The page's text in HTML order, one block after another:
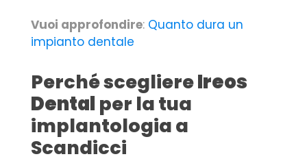
Vuoi approfondire: Quanto dura un
impianto dentale
Perché scegliereIreos
Dental per la tua
implantologia a
Scandicci